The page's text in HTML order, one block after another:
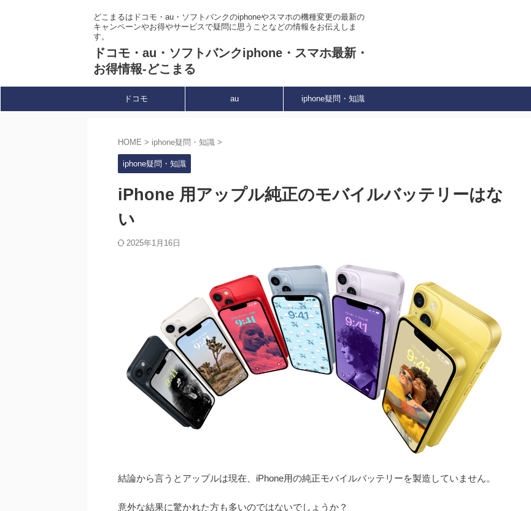
どこまるはドコモ・au・ソフトバンクのiphoneやスマホの機種変更の最新の
キャンペーンやお得やサービスで疑問に思うことなどの情報をお伝えしま
す。
ドコモ・au・ソフトバンクiphone・スマホ最新・
お得情報-どこまる
ドコモ au iphone疑問・知識
HOME > iphone疑問・知識 >
iphone疑問・知識
iPhone 用アップル純正のモバイルバッテリーはな
い
2025年1月16日
結論から言うとアップルは現在、iPhone用の純正モバイルバッテリーを製造していません。
意外な結果に驚かれた方も多いのではないでしょうか？